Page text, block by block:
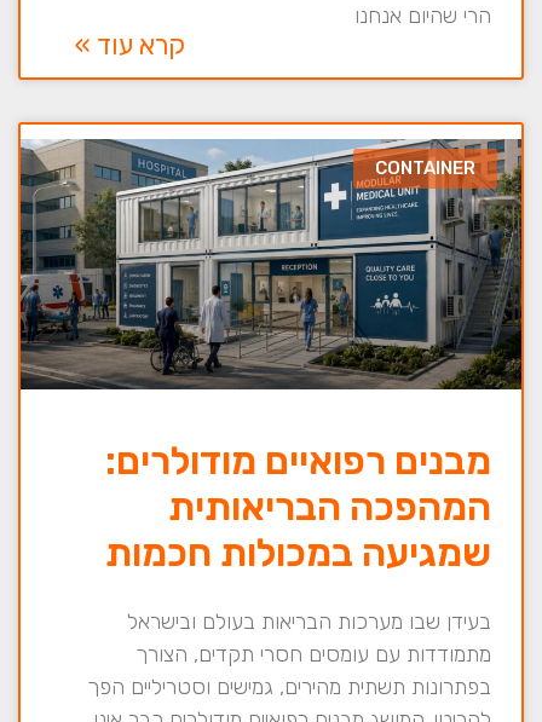
הרי שהיום אנחנו
קרא עוד »
CONTAINER
מבנים רפואיים מודולרים:
המהפכה הבריאותית
שמגיעה במכולות חכמות
בעידן שבו מערכות הבריאות בעולם ובישראל
מתמודדות עם עומסים חסרי תקדים, הצורך
בפתרונות תשתית מהירים, גמישים וסטריליים הפך